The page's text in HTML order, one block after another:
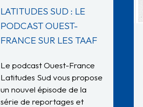
LATITUDES SUD : LE
PODCAST OUEST-
FRANCE SUR LES TAAF
Le podcast Ouest-France
Latitudes Sud vous propose
un nouvel épisode de la
série de reportages et